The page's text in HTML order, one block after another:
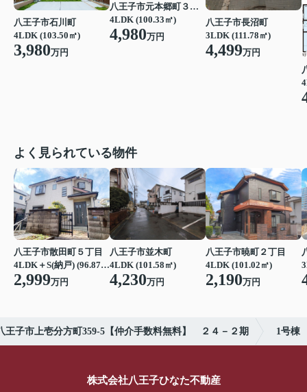
八王子市石川町
4LDK (103.50㎡)
3,980万円
八王子市元本郷町３丁目
4LDK (100.33㎡)
4,980万円
八王子市長沼町
3LDK (111.78㎡)
4,499万円
よく見られている物件
八王子市散田町５丁目
4LDK＋S(納戸) (96.87㎡)
2,999万円
八王子市並木町
4LDK (101.58㎡)
4,230万円
八王子市暁町２丁目
4LDK (101.02㎡)
2,190万円
王子市上壱分方町359-5【仲介手数料無料】 ２４－２期 1号棟
株式会社八王子ひなた不動産